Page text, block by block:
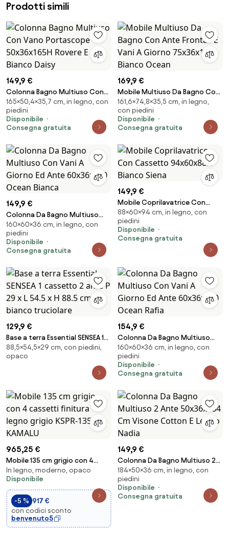
Prodotti simili
149,9 €
Colonna Bagno Multiuso Con
Vano Portascope 50x36x165H
Rovere E Bianco Daisy
165×50,4×35,7 cm, in legno, con
piedini
Disponibile
Consegna gratuita
169,9 €
Mobile Multiuso Da Bagno Con
Ante Frontali E Vani A Giorno
75x36x160 Bianco Ocean
161,6×74,8×35,5 cm, in legno,
con piedini
Disponibile
Consegna gratuita
149,9 €
Colonna Da Bagno Multiuso
Con Vani A Giorno Ed Ante
60x36x160 Ocean Bianca
160×60×36 cm, in legno, con
piedini
Disponibile
Consegna gratuita
149,9 €
Mobile Coprilavatrice Con
Cassetto 94x60x88H Bianco
Siena
88×60×94 cm, in legno, con
piedini
Disponibile
Consegna gratuita
129,9 €
Base a terra Essential SENSEA 1
cassetto 2 ante P 29 x L 54.5 x H
88.5 cm bianco truciolare
88,5×54,5×29 cm, con piedini,
opaco
154,9 €
Colonna Da Bagno Multiuso
Con Vani A Giorno Ed Ante
60x36x160 Ocean Rafia
160×60×36 cm, in legno, con
piedini
Disponibile
Consegna gratuita
965,25 €
Mobile 135 cm grigio con 4
cassetti finitura legno grigio
KSPR-135G - KAMALU
In legno, moderno, opaco
Disponibile
-5 % 917 €
con codici sconto
benvenuto5
149,9 €
Colonna Da Bagno Multiuso 2
Ante 50x36x184 Cm Visone
Cotton E Legno Nadia
184×50×36 cm, in legno, con
piedini
Disponibile
Consegna gratuita